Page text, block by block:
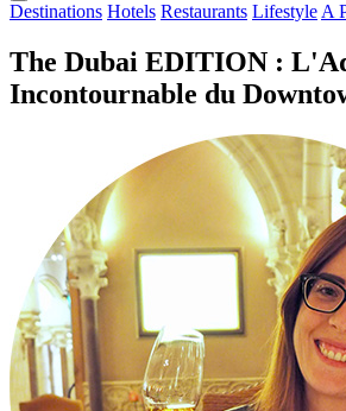
Destinations Hotels Restaurants Lifestyle A
The Dubai EDITION :
Incontournable du